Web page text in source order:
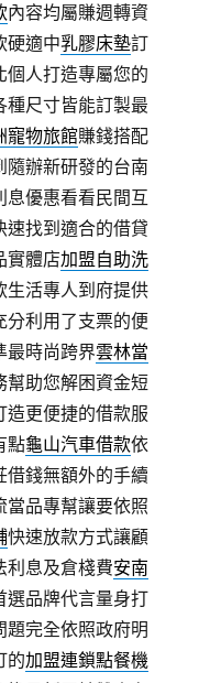
內容均屬賺週轉資
硬適中乳膠床墊訂
個人打造專屬您的
種尺寸皆能訂製最
寵物旅館賺錢搭配
隨辦新研發的台南
息優惠看看民間互
速找到適合的借貸
實體店加盟自助洗
生活專人到府提供
分利用了支票的便
最時尚跨界雲林當
幫助您解困資金短
造更便捷的借款服
點龜山汽車借款依
借錢無額外的手續
當品專幫讓要依照
快速放款方式讓顧
利息及倉棧費安南
選品牌代言量身打
題完全依照政府明
的加盟連鎖點餐機